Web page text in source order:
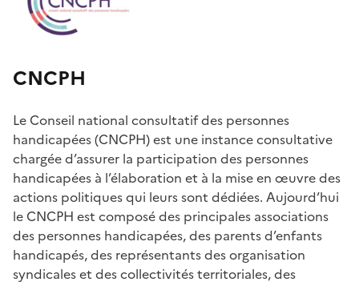
CNCPH
Le Conseil national consultatif des personnes
handicapées (CNCPH) est une instance consultative
chargée d’assurer la participation des personnes
handicapées à l’élaboration et à la mise en œuvre des
actions politiques qui leurs sont dédiées. Aujourd’hui
le CNCPH est composé des principales associations
des personnes handicapées, des parents d’enfants
handicapés, des représentants des organisation
syndicales et des collectivités territoriales, des